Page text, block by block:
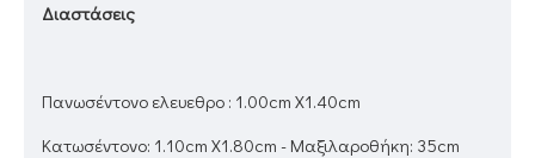
Διαστάσεις
Πανωσέντονο ελευεθρο : 1.00cm Χ1.40cm
Κατωσέντονο: 1.10cm Χ1.80cm - Μαξιλαροθήκη: 35cm